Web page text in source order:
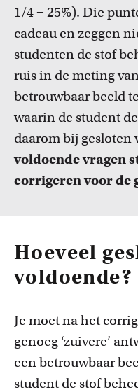
Inspiratie van
Leer over initiatieven en
innovatieve ideeën
1/4 = 25%). Die
cadeau en zeggen
studenten de stof
ruis in de meting
betrouwbaar beeld
waarin de student
daarom bij gesloten
voldoende vragen
corrigeren voor de
Hoeveel
voldoende?
Je moet na het
genoeg ‘zuivere’
een betrouwbaar
student de stof